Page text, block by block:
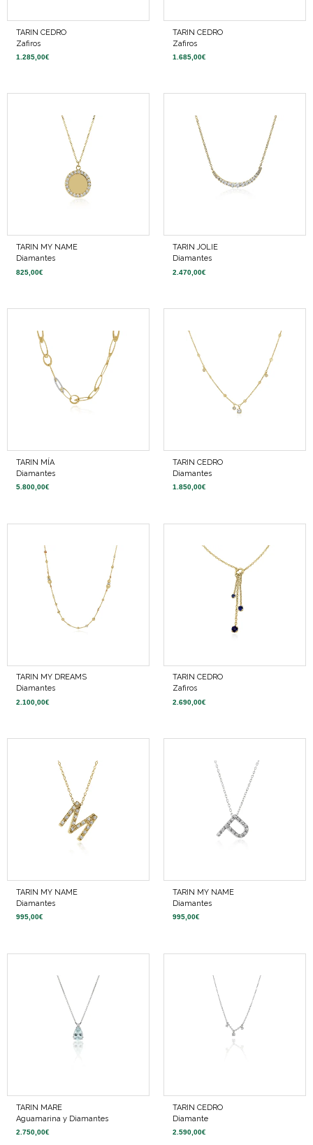
TARIN CEDRO
Zafiros
1.285,00€
TARIN CEDRO
Zafiros
1.685,00€
TARIN MY NAME
Diamantes
825,00€
TARIN JOLIE
Diamantes
2.470,00€
TARIN MÍA
Diamantes
5.800,00€
TARIN CEDRO
Diamantes
1.850,00€
TARIN MY DREAMS
Diamantes
2.100,00€
TARIN CEDRO
Zafiros
2.690,00€
TARIN MY NAME
Diamantes
995,00€
TARIN MY NAME
Diamantes
995,00€
TARIN MARE
Aguamarina y Diamantes
2.750,00€
TARIN CEDRO
Diamante
2.590,00€